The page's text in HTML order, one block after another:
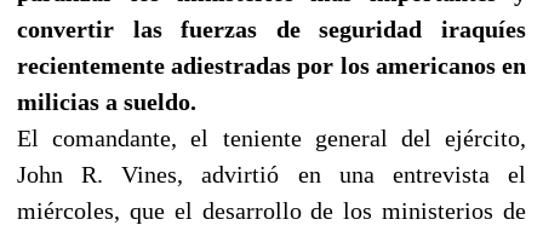
convertir las fuerzas de seguridad iraquíes
recientemente adiestradas por los americanos en
milicias a sueldo.
El comandante, el teniente general del ejército,
John R. Vines, advirtió en una entrevista el
miércoles, que el desarrollo de los ministerios de